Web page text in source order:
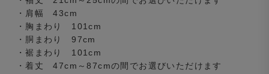
・肩幅 43cm
・胸まわり 101cm
・胴まわり 97cm
・裾まわり 101cm
・着丈 47cm～87cmの間でお選びいただけます